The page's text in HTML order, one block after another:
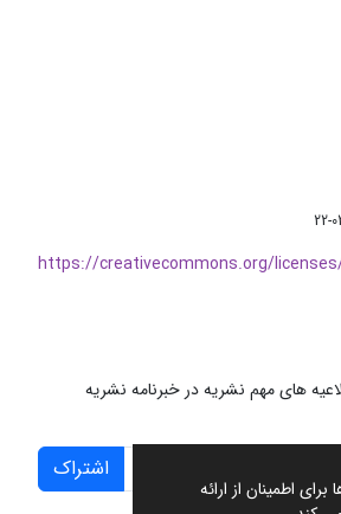
اطمینان از ارائه
https://creativecommons.org/
های مهم نشریه در خبرنامه نشریه
اشتراک